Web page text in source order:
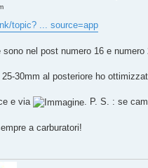
topic? ... source=app
sono nel post numero 16 e
30mm al posteriore ho
e via
. P. S. : se
a carburatori!